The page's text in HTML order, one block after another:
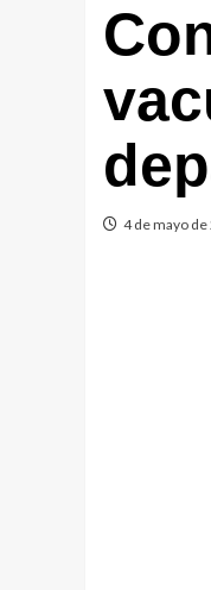
4 de mayo de